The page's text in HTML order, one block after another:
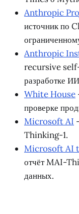
Anthropic
источник по
Anthropic
recursive
разработке
White House
проверке
Microsoft AI
Thinking-1.
Microsoft AI
отчёт MAI-
данных.